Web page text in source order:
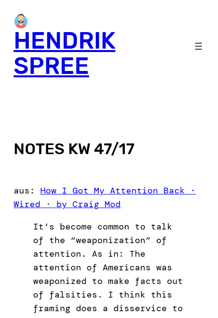
HENDRIK
SPREE
NOTES KW 47/17
aus: How I Got My Attention Back ·
Wired · by Craig Mod
It’s become common to talk
of the “weaponization” of
attention. As in: The
attention of Americans was
weaponized to make facts out
of falsities. I think this
framing does a disservice to